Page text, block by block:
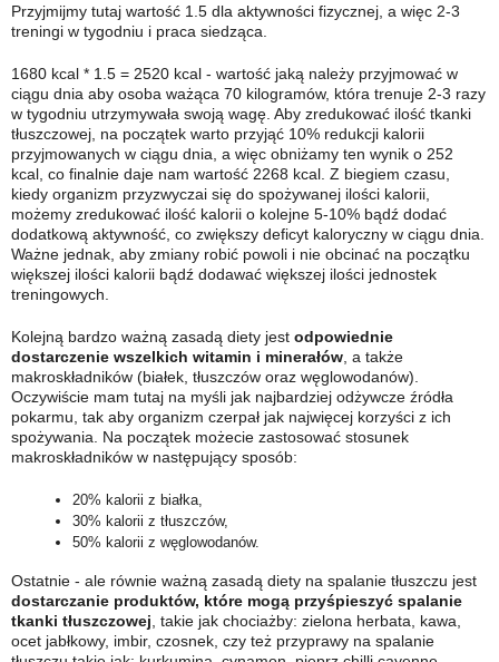
Przyjmijmy tutaj wartość 1.5 dla aktywności fizycznej, a więc 2-3
treningi w tygodniu i praca siedząca.
1680 kcal * 1.5 = 2520 kcal - wartość jaką należy przyjmować w
ciągu dnia aby osoba ważąca 70 kilogramów, która trenuje 2-3 razy
w tygodniu utrzymywała swoją wagę. Aby zredukować ilość tkanki
tłuszczowej, na początek warto przyjąć 10% redukcji kalorii
przyjmowanych w ciągu dnia, a więc obniżamy ten wynik o 252
kcal, co finalnie daje nam wartość 2268 kcal. Z biegiem czasu,
kiedy organizm przyzwyczai się do spożywanej ilości kalorii,
możemy zredukować ilość kalorii o kolejne 5-10% bądź dodać
dodatkową aktywność, co zwiększy deficyt kaloryczny w ciągu dnia.
Ważne jednak, aby zmiany robić powoli i nie obcinać na początku
większej ilości kalorii bądź dodawać większej ilości jednostek
treningowych.
Kolejną bardzo ważną zasadą diety jest odpowiednie
dostarczenie wszelkich witamin i minerałów , a także
makroskładników (białek, tłuszczów oraz węglowodanów).
Oczywiście mam tutaj na myśli jak najbardziej odżywcze źródła
pokarmu, tak aby organizm czerpał jak najwięcej korzyści z ich
spożywania. Na początek możecie zastosować stosunek
makroskładników w następujący sposób:
20% kalorii z białka,
30% kalorii z tłuszczów,
50% kalorii z węglowodanów.
Ostatnie - ale równie ważną zasadą diety na spalanie tłuszczu jest
dostarczanie produktów, które mogą przyśpieszyć spalanie
tkanki tłuszczowej , takie jak chociażby: zielona herbata, kawa,
ocet jabłkowy, imbir, czosnek, czy też przyprawy na spalanie